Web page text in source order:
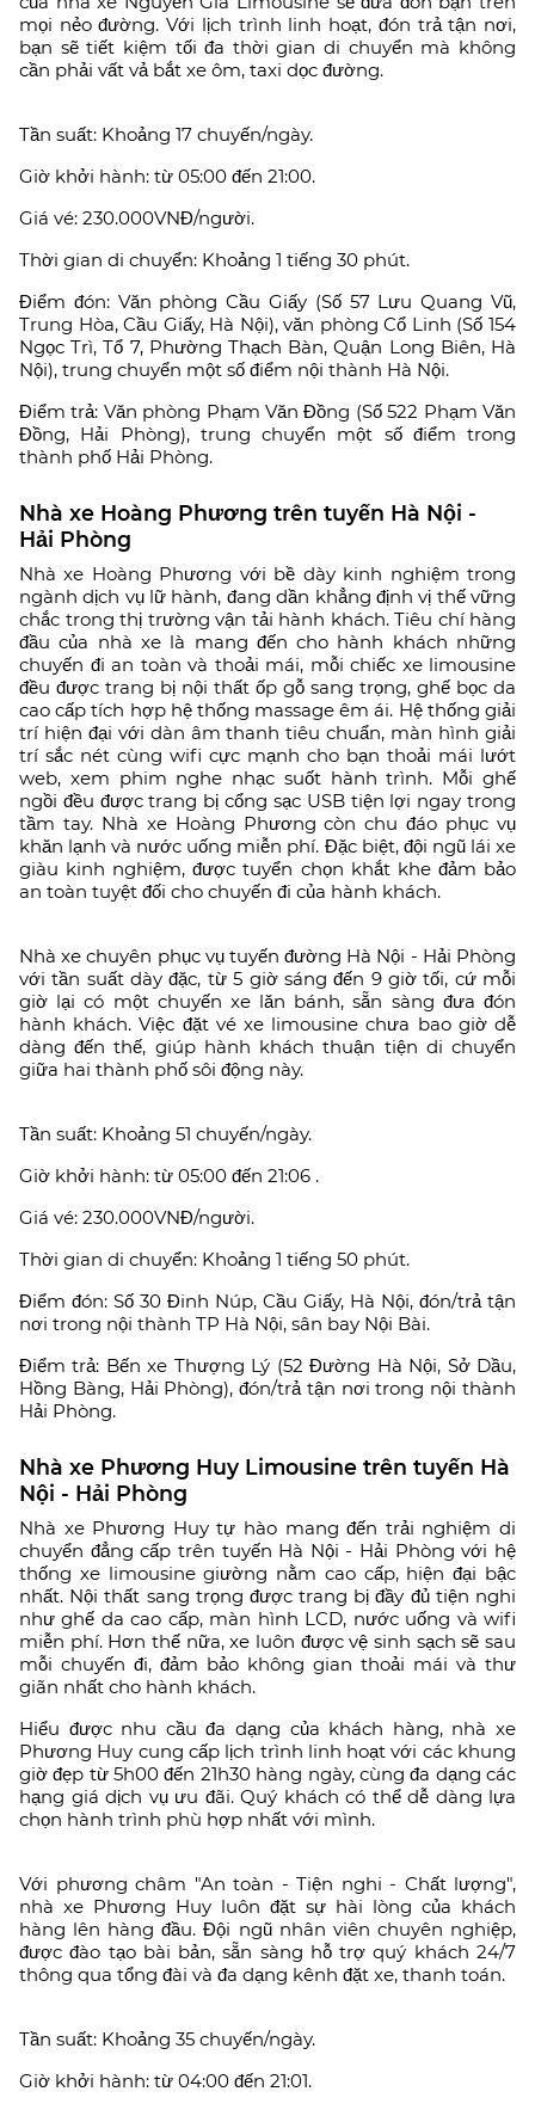
mọi nẻo đường. Với lịch trình linh hoạt, đón trả tận nơi,
bạn sẽ tiết kiệm tối đa thời gian di chuyển mà không
cần phải vất vả bắt xe ôm, taxi dọc đường.
Tần suất: Khoảng 17 chuyến/ngày.
Giờ khởi hành: từ 05:00 đến 21:00.
Giá vé: 230.000VNĐ/người.
Thời gian di chuyển: Khoảng 1 tiếng 30 phút.
Điểm đón: Văn phòng Cầu Giấy (Số 57 Lưu Quang Vũ,
Trung Hòa, Cầu Giấy, Hà Nội), văn phòng Cổ Linh (Số 154
Ngọc Trì, Tổ 7, Phường Thạch Bàn, Quận Long Biên, Hà
Nội), trung chuyển một số điểm nội thành Hà Nội.
Điểm trả: Văn phòng Phạm Văn Đồng (Số 522 Phạm Văn
Đồng, Hải Phòng), trung chuyển một số điểm trong
thành phố Hải Phòng.
Nhà xe Hoàng Phương trên tuyến Hà Nội -
Hải Phòng
Nhà xe Hoàng Phương với bề dày kinh nghiệm trong
ngành dịch vụ lữ hành, đang dần khẳng định vị thế vững
chắc trong thị trường vận tải hành khách. Tiêu chí hàng
đầu của nhà xe là mang đến cho hành khách những
chuyến đi an toàn và thoải mái, mỗi chiếc xe limousine
đều được trang bị nội thất ốp gỗ sang trọng, ghế bọc da
cao cấp tích hợp hệ thống massage êm ái. Hệ thống giải
trí hiện đại với dàn âm thanh tiêu chuẩn, màn hình giải
trí sắc nét cùng wifi cực mạnh cho bạn thoải mái lướt
web, xem phim nghe nhạc suốt hành trình. Mỗi ghế
ngồi đều được trang bị cổng sạc USB tiện lợi ngay trong
tầm tay. Nhà xe Hoàng Phương còn chu đáo phục vụ
khăn lạnh và nước uống miễn phí. Đặc biệt, đội ngũ lái xe
giàu kinh nghiệm, được tuyển chọn khắt khe đảm bảo
an toàn tuyệt đối cho chuyến đi của hành khách.
Nhà xe chuyên phục vụ tuyến đường Hà Nội - Hải Phòng
với tần suất dày đặc, từ 5 giờ sáng đến 9 giờ tối, cứ mỗi
giờ lại có một chuyến xe lăn bánh, sẵn sàng đưa đón
hành khách. Việc đặt vé xe limousine chưa bao giờ dễ
dàng đến thế, giúp hành khách thuận tiện di chuyển
giữa hai thành phố sôi động này.
Tần suất: Khoảng 51 chuyến/ngày.
Giờ khởi hành: từ 05:00 đến 21:06 .
Giá vé: 230.000VNĐ/người.
Thời gian di chuyển: Khoảng 1 tiếng 50 phút.
Điểm đón: Số 30 Đinh Núp, Cầu Giấy, Hà Nội, đón/trả tận
nơi trong nội thành TP Hà Nội, sân bay Nội Bài.
Điểm trả: Bến xe Thượng Lý (52 Đường Hà Nội, Sở Dầu,
Hồng Bàng, Hải Phòng), đón/trả tận nơi trong nội thành
Hải Phòng.
Nhà xe Phương Huy Limousine trên tuyến Hà
Nội - Hải Phòng
Nhà xe Phương Huy tự hào mang đến trải nghiệm di
chuyển đẳng cấp trên tuyến Hà Nội - Hải Phòng với hệ
thống xe limousine giường nằm cao cấp, hiện đại bậc
nhất. Nội thất sang trọng được trang bị đầy đủ tiện nghi
như ghế da cao cấp, màn hình LCD, nước uống và wifi
miễn phí. Hơn thế nữa, xe luôn được vệ sinh sạch sẽ sau
mỗi chuyến đi, đảm bảo không gian thoải mái và thư
giãn nhất cho hành khách.
Hiểu được nhu cầu đa dạng của khách hàng, nhà xe
Phương Huy cung cấp lịch trình linh hoạt với các khung
giờ đẹp từ 5h00 đến 21h30 hàng ngày, cùng đa dạng các
hạng giá dịch vụ ưu đãi. Quý khách có thể dễ dàng lựa
chọn hành trình phù hợp nhất với mình.
Với phương châm "An toàn - Tiện nghi - Chất lượng",
nhà xe Phương Huy luôn đặt sự hài lòng của khách
hàng lên hàng đầu. Đội ngũ nhân viên chuyên nghiệp,
được đào tạo bài bản, sẵn sàng hỗ trợ quý khách 24/7
thông qua tổng đài và đa dạng kênh đặt xe, thanh toán.
Tần suất: Khoảng 35 chuyến/ngày.
Giờ khởi hành: từ 04:00 đến 21:01.